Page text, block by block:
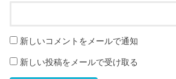
新しいコメントをメールで通知
新しい投稿をメールで受け取る